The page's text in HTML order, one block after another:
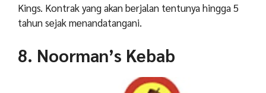
Kings. Kontrak yang akan berjalan tentunya hingga 5
tahun sejak menandatangani.
8. Noorman’s Kebab